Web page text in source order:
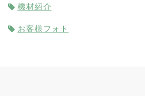
機材紹介
お客様フォト